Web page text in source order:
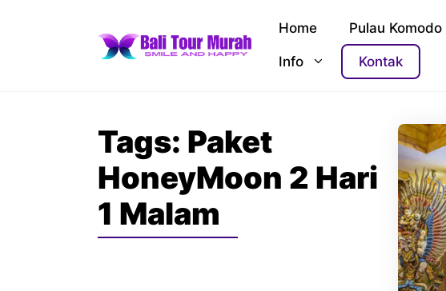
Home Pulau Komodo
Info Kontak
Tags: Paket
HoneyMoon 2 Hari
1 Malam